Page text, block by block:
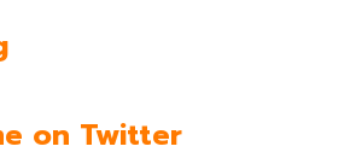
on Twitter